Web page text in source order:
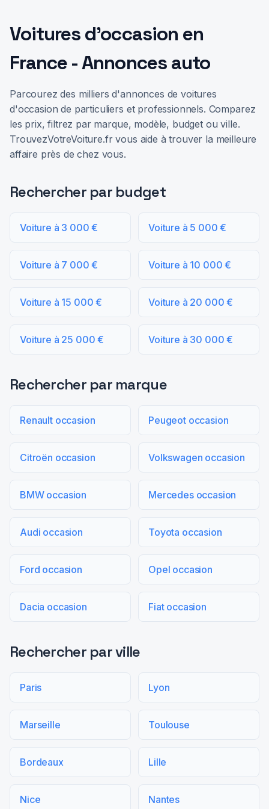
Voitures d'occasion en
France - Annonces auto
Parcourez des milliers d'annonces de voitures
d'occasion de particuliers et professionnels. Comparez
les prix, filtrez par marque, modèle, budget ou ville.
TrouvezVotreVoiture.fr vous aide à trouver la meilleure
affaire près de chez vous.
Rechercher par budget
Voiture à 3 000 € Voiture à 5 000 €
Voiture à 7 000 € Voiture à 10 000 €
Voiture à 15 000 € Voiture à 20 000 €
Voiture à 25 000 € Voiture à 30 000 €
Rechercher par marque
Renault occasion Peugeot occasion
Citroën occasion Volkswagen occasion
BMW occasion Mercedes occasion
Audi occasion Toyota occasion
Ford occasion Opel occasion
Dacia occasion Fiat occasion
Rechercher par ville
Paris Lyon
Marseille Toulouse
Bordeaux Lille
Nice Nantes